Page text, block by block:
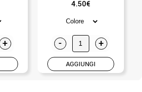
+
4.50€
- +
AGGIUNGI